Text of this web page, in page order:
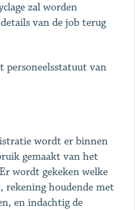
zal worden
van de job terug
personeelsstatuut van
wordt er binnen
gemaakt van het
wordt gekeken welke
rekening houdende met
en indachtig de